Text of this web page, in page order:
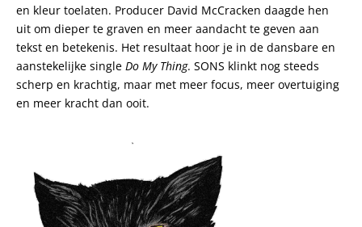
en kleur toelaten. Producer David McCracken daagde hen
uit om dieper te graven en meer aandacht te geven aan
tekst en betekenis. Het resultaat hoor je in de dansbare en
aanstekelijke single Do My Thing. SONS klinkt nog steeds
scherp en krachtig, maar met meer focus, meer overtuiging
en meer kracht dan ooit.